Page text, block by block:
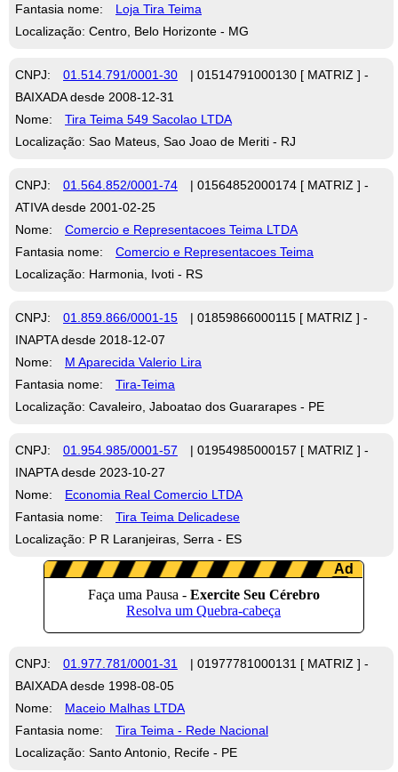
Fantasia nome:
Loja Tira Teima
Localização: Centro, Belo Horizonte - MG
CNPJ: 01.514.791/0001-30
| 01514791000130 [ MATRIZ ] -
BAIXADA desde 2008-12-31
Nome:
Tira Teima 549 Sacolao LTDA
Localização: Sao Mateus, Sao Joao de Meriti - RJ
CNPJ: 01.564.852/0001-74
| 01564852000174 [ MATRIZ ] -
ATIVA desde 2001-02-25
Nome:
Comercio e Representacoes Teima LTDA
Fantasia nome:
Comercio e Representacoes Teima
Localização: Harmonia, Ivoti - RS
CNPJ: 01.859.866/0001-15
| 01859866000115 [ MATRIZ ] -
INAPTA desde 2018-12-07
Nome:
M Aparecida Valerio Lira
Fantasia nome:
Tira-Teima
Localização: Cavaleiro, Jaboatao dos Guararapes - PE
CNPJ: 01.954.985/0001-57
| 01954985000157 [ MATRIZ ] -
INAPTA desde 2023-10-27
Nome:
Economia Real Comercio LTDA
Fantasia nome:
Tira Teima Delicadese
Localização: P R Laranjeiras, Serra - ES
CNPJ: 01.977.781/0001-31
| 01977781000131 [ MATRIZ ] -
BAIXADA desde 1998-08-05
Nome:
Maceio Malhas LTDA
Fantasia nome:
Tira Teima - Rede Nacional
Localização: Santo Antonio, Recife - PE